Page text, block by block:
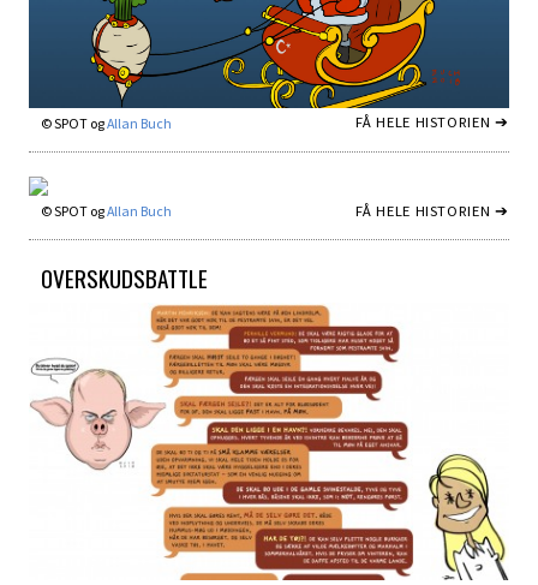
FÅ HELE HISTORIEN ➔
© SPOT ogAllan Buch
FÅ HELE HISTORIEN ➔
© SPOT ogAllan Buch
OVERSKUDSBATTLE